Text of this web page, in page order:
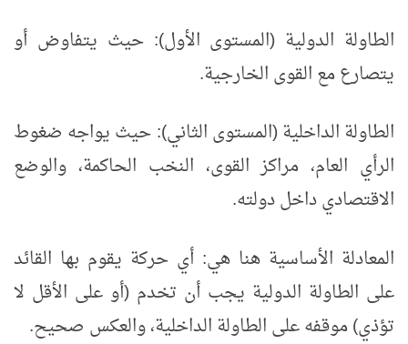
الطاولة الدولية (المستوى الأول): حيث يتفاوض أو
يتصارع مع القوى الخارجية.
الطاولة الداخلية (المستوى الثاني): حيث يواجه ضغوط
الرأي العام، مراكز القوى، النخب الحاكمة، والوضع
الاقتصادي داخل دولته.
المعادلة الأساسية هنا هي: أي حركة يقوم بها القائد
على الطاولة الدولية يجب أن تخدم (أو على الأقل لا
تؤذي) موقفه على الطاولة الداخلية، والعكس صحيح.